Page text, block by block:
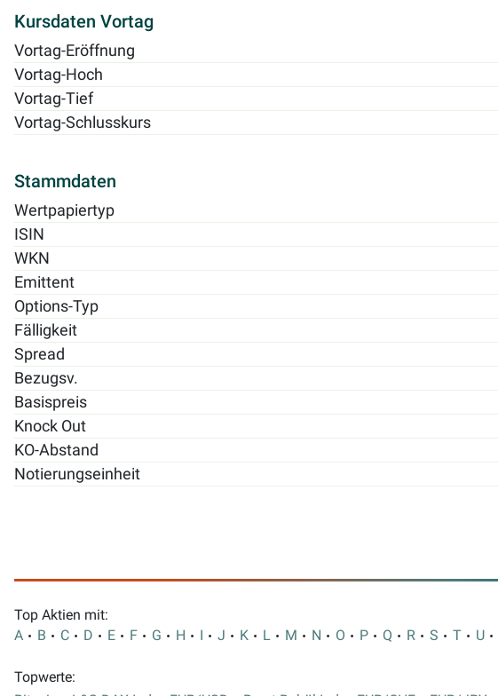
Kursdaten Vortag
Vortag-Eröffnung
Vortag-Hoch
Vortag-Tief
Vortag-Schlusskurs
Stammdaten
Wertpapiertyp
ISIN
WKN
Emittent
Options-Typ
Fälligkeit
Spread
Bezugsv.
Basispreis
Knock Out
KO-Abstand
Notierungseinheit
Top Aktien mit:
A
B C D E F G H I J K L M N O P Q R S T U
Topwerte: